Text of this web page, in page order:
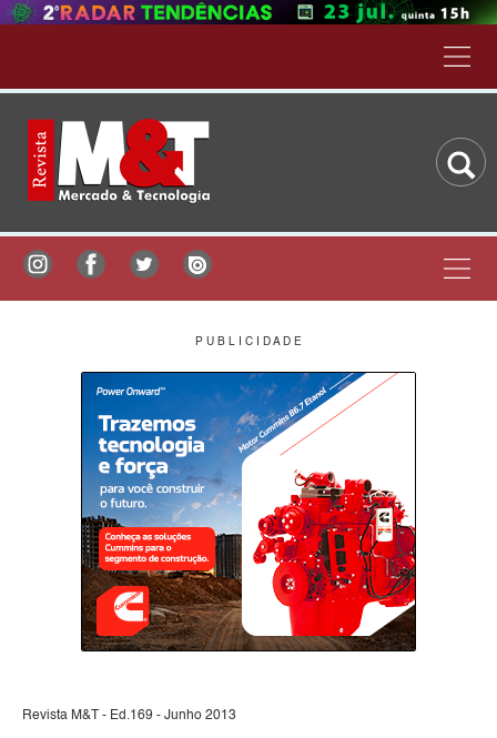
P U B L I C I D A D E
Revista M&T - Ed.169 - Junho 2013